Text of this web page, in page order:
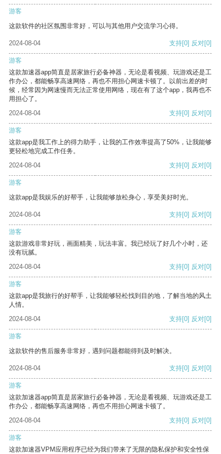
游客
这款软件的社区氛围非常好，可以与其他用户交流学习心得。
2024-08-04 支持[0] 反对[0]
游客
这款加速器app简直是居家旅行必备神器，无论是看视频、玩游戏还是工
作办公，都能畅享高速网络，再也不用担心网速卡顿了。以前出差的时
候，经常因为网速慢而无法正常使用网络，现在有了这个app，我再也不
用担心了。
2024-08-04
支持[0] 反对[0]
游客
这款app是我工作上的得力助手，让我的工作效率提高了50%，让我能够
更轻松地完成工作任务。
2024-08-04
支持[0] 反对[0]
游客
这款app是我娱乐的好帮手，让我能够放松身心，享受美好时光。
2024-08-04 支持[0] 反对[0]
游客
这款游戏非常好玩，画面精美，玩法丰富。我已经玩了好几个小时，还
没有玩腻。
2024-08-04
支持[0] 反对[0]
游客
这款app是我旅行的好帮手，让我能够轻松找到目的地，了解当地的风土
人情。
2024-08-04
支持[0] 反对[0]
游客
这款软件的售后服务非常好，遇到问题都能得到及时解决。
2024-08-04 支持[0] 反对[0]
游客
这款加速器app简直是居家旅行必备神器，无论是看视频、玩游戏还是工
作办公，都能畅享高速网络，再也不用担心网速卡顿了。
2024-08-04
支持[0] 反对[0]
游客
这款加速器VPM应用程序已经为我们带来了无限的隐私保护和安全性保